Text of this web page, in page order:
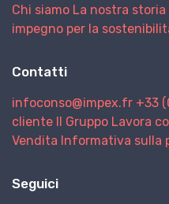
Chi siamo La nostra storia
impegno per la
Contatti
infoconso@impex.fr +33
cliente Il Gruppo Lavora
Vendita Informativa sulla
Seguici